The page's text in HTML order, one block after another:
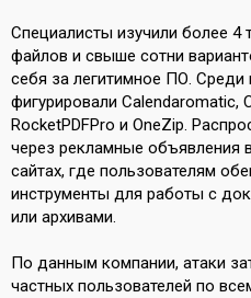
Специалисты изучили более
файлов и свыше сотни
себя за легитимное ПО. Среди
фигурировали Calendaromatic,
RocketPDFPro и OneZip.
через рекламные объявления
сайтах, где пользователям
инструменты для работы с
или архивами.
По данным компании, атаки
частных пользователей по